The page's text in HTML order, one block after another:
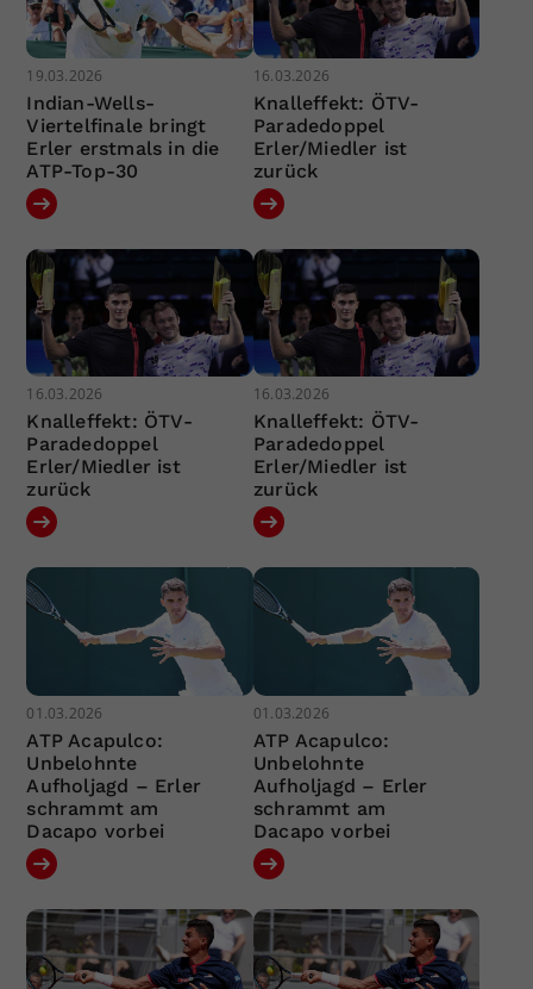
19.03.2026
Indian-Wells-
Viertelfinale bringt
Erler erstmals in die
ATP-Top-30
16.03.2026
Knalleffekt: ÖTV-
Paradedoppel
Erler/Miedler ist
zurück
16.03.2026
Knalleffekt: ÖTV-
Paradedoppel
Erler/Miedler ist
zurück
16.03.2026
Knalleffekt: ÖTV-
Paradedoppel
Erler/Miedler ist
zurück
01.03.2026
ATP Acapulco:
Unbelohnte
Aufholjagd – Erler
schrammt am
Dacapo vorbei
01.03.2026
ATP Acapulco:
Unbelohnte
Aufholjagd – Erler
schrammt am
Dacapo vorbei